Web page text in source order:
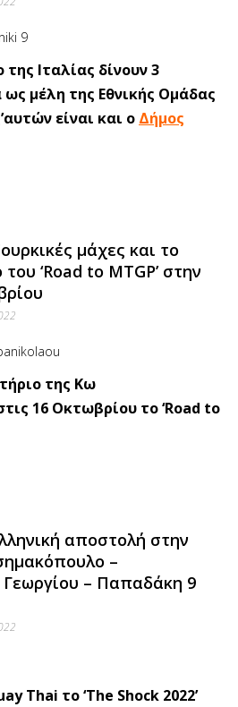
Ιταλίας δίνουν 3
μέλη της Εθνικής Ομάδας
είναι και ο Δήμος
μάχες και το
‘Road to MTGP’ στην
της Κω
16 Οκτωβρίου το ‘Road to
αποστολή στην
–
– Παπαδάκη 9
Thai το ‘The Shock 2022’